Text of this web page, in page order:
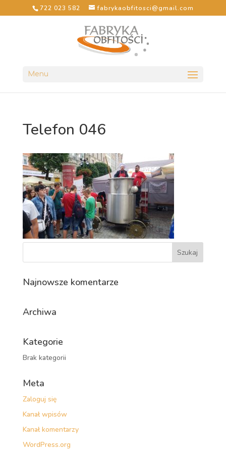
722 023 582 fabrykaobfitosci@gmail.com
Menu
Telefon 046
Najnowsze komentarze
Archiwa
Kategorie
Brak kategorii
Meta
Zaloguj się
Kanał wpisów
Kanał komentarzy
WordPress.org